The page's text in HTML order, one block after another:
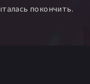
покончить.